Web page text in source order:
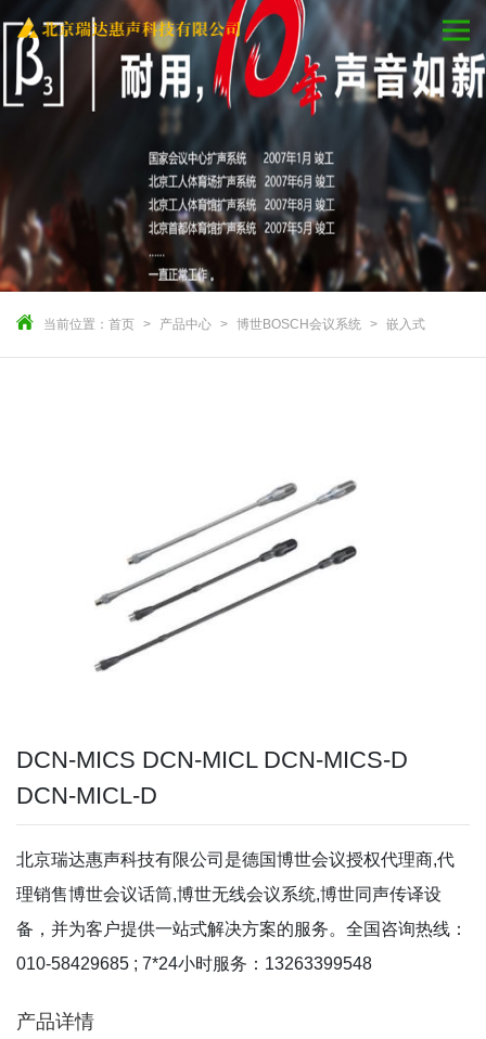
当前位置： 首页 产品中心 博世BOSCH会议系统 嵌入式
DCN-MICS DCN-MICL DCN-MICS-D
DCN-MICL-D
北京瑞达惠声科技有限公司是德国博世会议授权代理商,代
理销售博世会议话筒,博世无线会议系统,博世同声传译设
备，并为客户提供一站式解决方案的服务。全国咨询热线：
010-58429685 ; 7*24小时服务：13263399548
产品详情